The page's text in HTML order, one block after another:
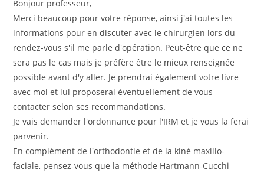
Bonjour professeur,
Merci beaucoup pour votre réponse, ainsi j'ai toutes les
informations pour en discuter avec le chirurgien lors du
rendez-vous s'il me parle d'opération. Peut-être que ce ne
sera pas le cas mais je préfère être le mieux renseignée
possible avant d'y aller. Je prendrai également votre livre
avec moi et lui proposerai éventuellement de vous
contacter selon ses recommandations.
Je vais demander l'ordonnance pour l'IRM et je vous la ferai
parvenir.
En complément de l'orthodontie et de la kiné maxillo-
faciale, pensez-vous que la méthode Hartmann-Cucchi